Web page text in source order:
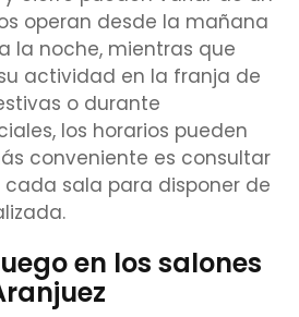
operan desde la mañana
la noche, mientras que
actividad en la franja de
o durante
los horarios pueden
conveniente es consultar
sala para disponer de
en los salones